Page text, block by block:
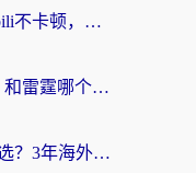
海外党必看：用对VPN Bilibili不卡顿，英国玩国内游戏也丝滑——2026回国加速器选择指南
海外党实测：Malus好用吗？和雷霆哪个好？+ 3款热门加速器深度对比
国外穿越回国内的软件怎么选？3年海外党亲测实用指南，告别地域限制